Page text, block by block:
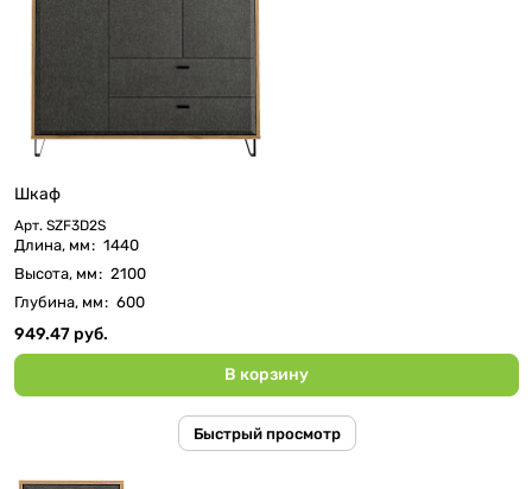
Шкаф
Арт. SZF3D2S
Длина, мм: 1440
Высота, мм: 2100
Глубина, мм: 600
949.47 руб.
В корзину
Быстрый просмотр